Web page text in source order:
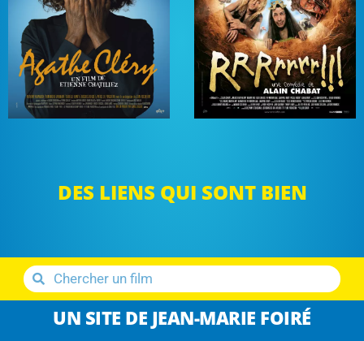
DES LIENS QUI SONT BIEN
UN SITE DE JEAN-MARIE FOIRÉ